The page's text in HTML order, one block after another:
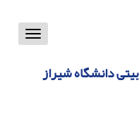
Toggle
دانشگاه شیراز